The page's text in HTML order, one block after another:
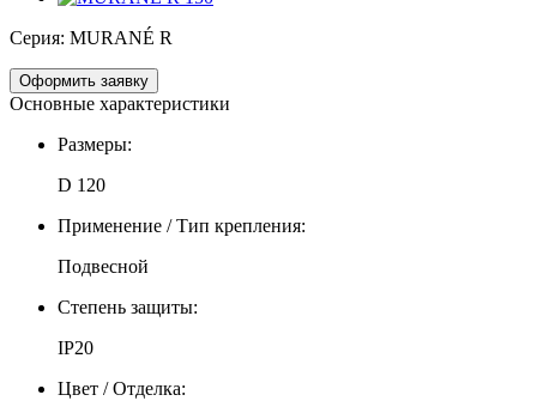
Серия: MURANÉ R
Оформить заявку
Основные характеристики
Размеры:
D 120
Применение / Тип крепления:
Подвесной
Степень защиты:
IP20
Цвет / Отделка: